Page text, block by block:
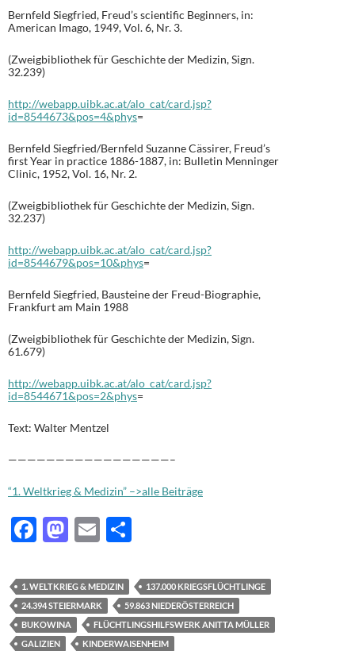
Bernfeld Siegfried, Freud’s scientific Beginners, in:
American Imago, 1949, Vol. 6, Nr. 3.
(Zweigbibliothek für Geschichte der Medizin, Sign.
32.239)
http://webapp.uibk.ac.at/alo_cat/card.jsp?
id=8544673&pos=4&phys=
Bernfeld Siegfried/Bernfeld Suzanne Cässirer, Freud’s
first Year in practice 1886-1887, in: Bulletin Menninger
Clinic, 1952, Vol. 16, Nr. 2.
(Zweigbibliothek für Geschichte der Medizin, Sign.
32.237)
http://webapp.uibk.ac.at/alo_cat/card.jsp?
id=8544679&pos=10&phys=
Bernfeld Siegfried, Bausteine der Freud-Biographie,
Frankfurt am Main 1988
(Zweigbibliothek für Geschichte der Medizin, Sign.
61.679)
http://webapp.uibk.ac.at/alo_cat/card.jsp?
id=8544671&pos=2&phys=
Text: Walter Mentzel
—————————————————–
“1. Weltkrieg & Medizin” –>alle Beiträge
F
e
b
o
M
to
d
o
E
ail le
n
1. WELTKRIEG & MEDIZIN
137.000 KRIEGSFLÜCHTLINGE
24.394 STEIERMARK
59.863 NIEDERÖSTERREICH
BUKOWINA
FLÜCHTLINGSHILFSWERK ANITTA MÜLLER
GALIZIEN
KINDERWAISENHEIM